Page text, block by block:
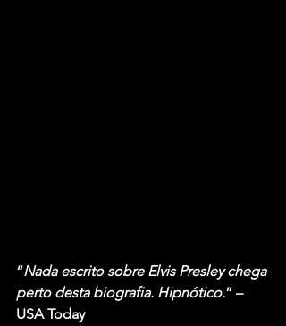
“Nada escrito sobre Elvis Presley chega
perto desta biografia. Hipnótico.” –
USA Today